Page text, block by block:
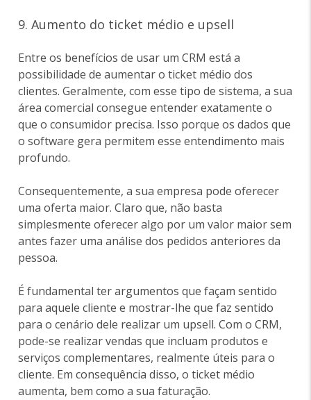
9. Aumento do ticket médio e upsell
Entre os benefícios de usar um CRM está a
possibilidade de aumentar o ticket médio dos
clientes. Geralmente, com esse tipo de sistema, a sua
área comercial consegue entender exatamente o
que o consumidor precisa. Isso porque os dados que
o software gera permitem esse entendimento mais
profundo.
Consequentemente, a sua empresa pode oferecer
uma oferta maior. Claro que, não basta
simplesmente oferecer algo por um valor maior sem
antes fazer uma análise dos pedidos anteriores da
pessoa.
É fundamental ter argumentos que façam sentido
para aquele cliente e mostrar-lhe que faz sentido
para o cenário dele realizar um upsell. Com o CRM,
pode-se realizar vendas que incluam produtos e
serviços complementares, realmente úteis para o
cliente. Em consequência disso, o ticket médio
aumenta, bem como a sua faturação.